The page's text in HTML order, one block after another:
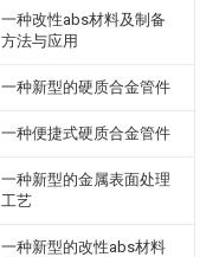
一种改性abs材料及制备
方法与应用
一种新型的硬质合金管件
一种便捷式硬质合金管件
一种新型的金属表面处理
工艺
一种新型的改性abs材料